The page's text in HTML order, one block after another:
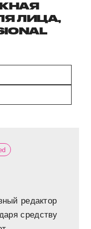
ЛИЦА,
редактор
средству